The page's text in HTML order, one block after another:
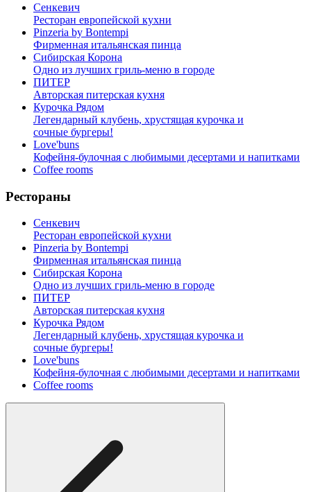
Сенкевич
Ресторан европейской кухни
Pinzeria by Bontempi
Фирменная итальянская пинца
Сибирская Корона
Одно из лучших гриль-меню в городе
ПИТЕР
Авторская питерская кухня
Курочка Рядом
Легендарный клубень, хрустящая курочка и
сочные бургеры!
Love'buns
Кофейня-булочная с любимыми десертами и напитками
Coffee rooms
Рестораны
Сенкевич
Ресторан европейской кухни
Pinzeria by Bontempi
Фирменная итальянская пинца
Сибирская Корона
Одно из лучших гриль-меню в городе
ПИТЕР
Авторская питерская кухня
Курочка Рядом
Легендарный клубень, хрустящая курочка и
сочные бургеры!
Love'buns
Кофейня-булочная с любимыми десертами и напитками
Coffee rooms